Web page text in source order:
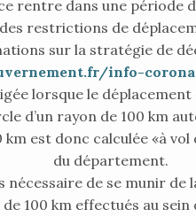
rentre dans une période
restrictions de
sur la stratégie de
info-
lorsque le
d’un rayon de 100 km
km est donc calculée «à vol
du département.
nécessaire de se munir de
100 km effectués au